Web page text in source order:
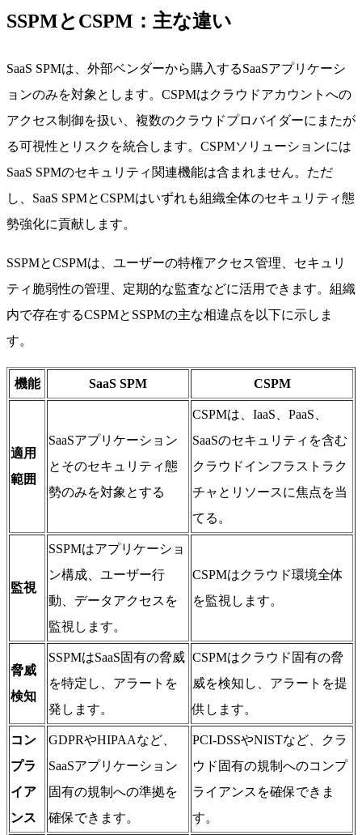
SSPMとCSPM：主な違い
SaaS SPMは、外部ベンダーから購入するSaaSアプリケーシ
ョンのみを対象とします。CSPMはクラウドアカウントへの
アクセス制御を扱い、複数のクラウドプロバイダーにまたが
る可視性とリスクを統合します。CSPMソリューションには
SaaS SPMのセキュリティ関連機能は含まれません。ただ
し、SaaS SPMとCSPMはいずれも組織全体のセキュリティ態
勢強化に貢献します。
SSPMとCSPMは、ユーザーの特権アクセス管理、セキュリ
ティ脆弱性の管理、定期的な監査などに活用できます。組織
内で存在するCSPMとSSPMの主な相違点を以下に示しま
す。
機能 SaaS SPM CSPM
適用
範囲
SaaSアプリケーション
とそのセキュリティ態
勢のみを対象とする
CSPMは、IaaS、PaaS、
SaaSのセキュリティを含む
クラウドインフラストラク
チャとリソースに焦点を当
てる。
監視
SSPMはアプリケーショ
ン構成、ユーザー行
動、データアクセスを
監視します。
CSPMはクラウド環境全体
を監視します。
脅威
検知
SSPMはSaaS固有の脅威
を特定し、アラートを
発します。
CSPMはクラウド固有の脅
威を検知し、アラートを提
供します。
コン
プラ
イア
ンス
GDPRやHIPAAなど、
SaaSアプリケーション
固有の規制への準拠を
確保できます。
PCI-DSSやNISTなど、クラ
ウド固有の規制へのコンプ
ライアンスを確保できま
す。